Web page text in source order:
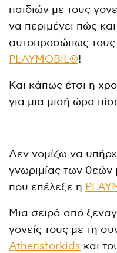
παιδιών με τους
να περιμένει πώς
αυτοπροσώπως τους
PLAYMOBIL®!
Και κάπως έτσι η
για μια μισή ώρα
Δεν νομίζω να
γνωριμίας των θεών
που επέλεξε η
Μια σειρά από
γονείς τους με τη
Athensforkids και